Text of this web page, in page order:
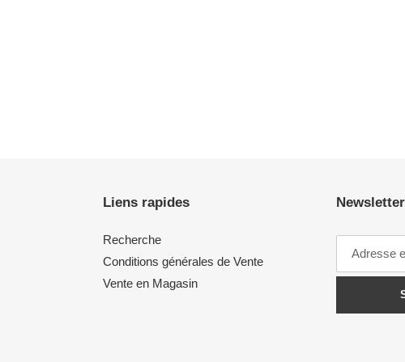
Liens rapides
Recherche
Conditions générales de Vente
Vente en Magasin
Newsletter